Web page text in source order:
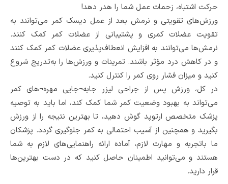
حرکت اشتباه، زحمات عمل شما را هدر دهد!
ورزش‌های تقویتی و نرمش بعد از عمل دیسک کمر می‌توانند به
تقویت عضلات کمری و پشتیبانی از عضلات کمر کمک کنند.
نرمش‌ها می‌توانند به افزایش انعطاف‌پذیری عضلات کمر کمک کنند
و در کاهش درد مؤثر باشند. تمرینات و ورزش‌ها را به‌تدریج شروع
کنید و میزان فشار روی کمر را کنترل کنید.
در کل، ورزش پس از جراحی لیزر جابه¬جایی مهره¬های کمر
می‌تواند به بهبود وضعیت کمر شما کمک کند، اما باید به توصیه
پزشک متخصص ارتوپد گوش دهید، تا بهترین نتیجه را از ورزش
بگیرید و همچنین از آسیب احتمالی به کمر جلوگیری گردد. پزشکان
ما باتجربه و مهارت لازم، آماده ارائه راهنمایی‌های لازم به شما
هستند و می‌توانید اطمینان حاصل کنید که در دست بهترین‌ها
قرار دارید.